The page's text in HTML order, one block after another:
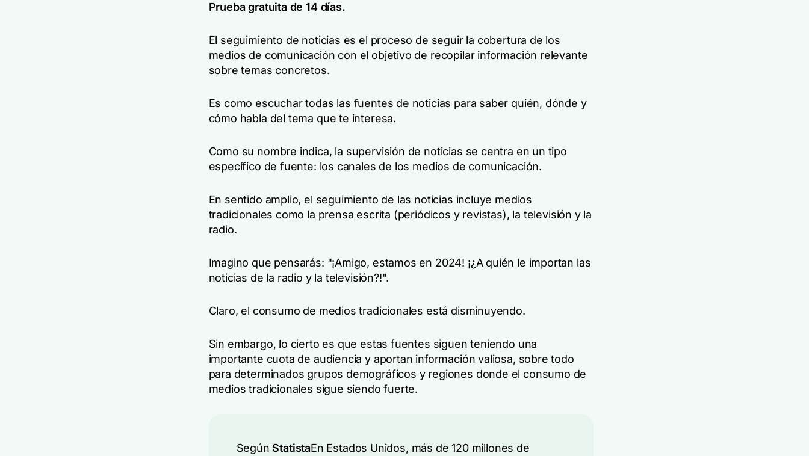
Prueba gratuita de 14 días.
El seguimiento de noticias es el proceso de seguir la cobertura de los
medios de comunicación con el objetivo de recopilar información relevante
sobre temas concretos.
Es como escuchar todas las fuentes de noticias para saber quién, dónde y
cómo habla del tema que te interesa.
Como su nombre indica, la supervisión de noticias se centra en un tipo
específico de fuente: los canales de los medios de comunicación.
En sentido amplio, el seguimiento de las noticias incluye medios
tradicionales como la prensa escrita (periódicos y revistas), la televisión y la
radio.
Imagino que pensarás: "¡Amigo, estamos en 2024! ¡¿A quién le importan las
noticias de la radio y la televisión?!".
Claro, el consumo de medios tradicionales está disminuyendo.
Sin embargo, lo cierto es que estas fuentes siguen teniendo una
importante cuota de audiencia y aportan información valiosa, sobre todo
para determinados grupos demográficos y regiones donde el consumo de
medios tradicionales sigue siendo fuerte.
Según StatistaEn Estados Unidos, más de 120 millones de